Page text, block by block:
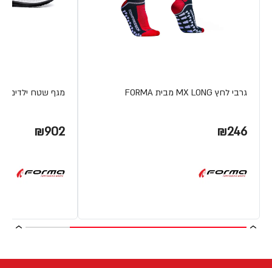
גרבי לחץ MX LONG מבית FORMA
₪246
מגף שטח ילדים COUGAR מבית FORMA
₪902